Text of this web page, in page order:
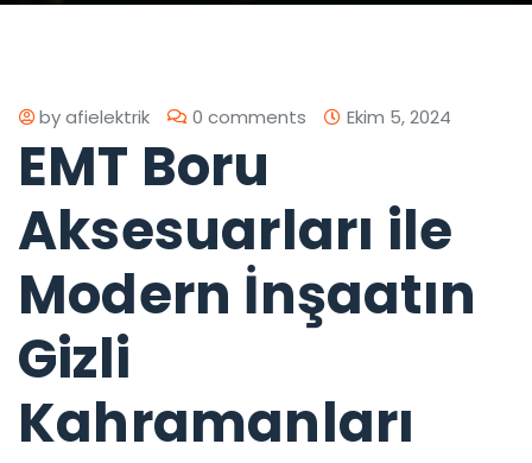
byafielektrik 0 comments Ekim 5, 2024
EMT Boru
Aksesuarları ile
Modern İnşaatın
Gizli
Kahramanları